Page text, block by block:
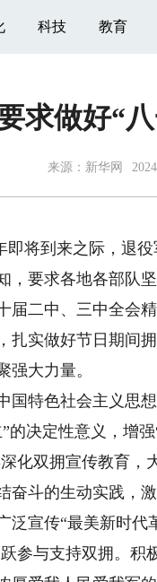
科技 教育
求做好“
来源： 新华网
将到来之际，退役
要求各地各部队
二中、三中全会精
扎实做好节日期间
大力量。
特色社会主义思想
决定性意义，增
化双拥宣传教育，
斗的生动实践，
宣传“最美新时代
参与支持双拥。积